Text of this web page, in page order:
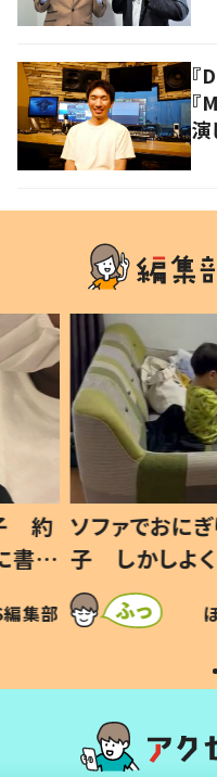
『
演
歳息
？」
編集部
小1から不登
ッド」だっ
作り続ける理
#令和の子
SNSで話題